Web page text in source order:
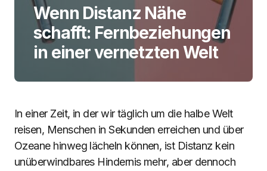
Wenn Distanz Nähe
schafft: Fernbeziehungen
in einer vernetzten Welt
In einer Zeit, in der wir täglich um die halbe Welt
reisen, Menschen in Sekunden erreichen und über
Ozeane hinweg lächeln können, ist Distanz kein
unüberwindbares Hindernis mehr, aber dennoch